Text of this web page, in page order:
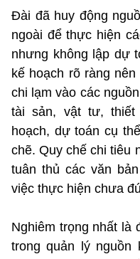
Đài đã huy động
ngoài để thực hiện
nhưng không lập dự
kế hoạch rõ ràng
chi lạm vào các
tài sản, vật tư,
hoạch, dự toán cụ
chẽ. Quy chế chi tiêu
tuân thủ các văn
việc thực hiện chưa
Nghiêm trọng nhất là
trong quản lý nguồn